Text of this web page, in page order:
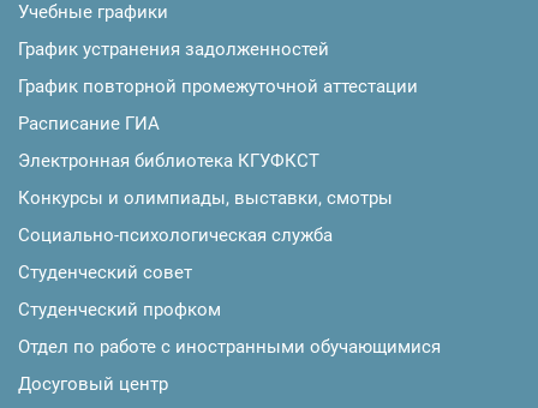
Учебные графики
График устранения задолженностей
График повторной промежуточной аттестации
Расписание ГИА
Электронная библиотека КГУФКСТ
Конкурсы и олимпиады, выставки, смотры
Социально-психологическая служба
Студенческий совет
Студенческий профком
Отдел по работе с иностранными обучающимися
Досуговый центр